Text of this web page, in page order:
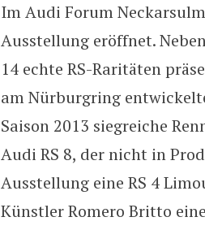
Im Audi Forum
Ausstellung eröffnet.
14 echte RS-Raritäten
am Nürburgring
Saison 2013 siegreiche
Audi RS 8, der nicht in
Ausstellung eine RS 4
Künstler Romero Britto